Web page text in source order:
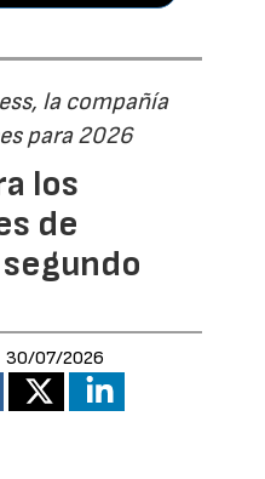
la compañía
para 2026
los
de
30/07/2026